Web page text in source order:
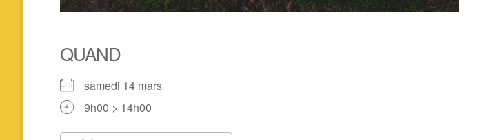
QUAND
samedi 14 mars
9h00 > 14h00